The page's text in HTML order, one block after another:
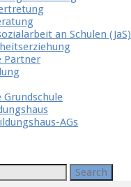
an Schulen (JaS)
Partner
Grundschule
AGs